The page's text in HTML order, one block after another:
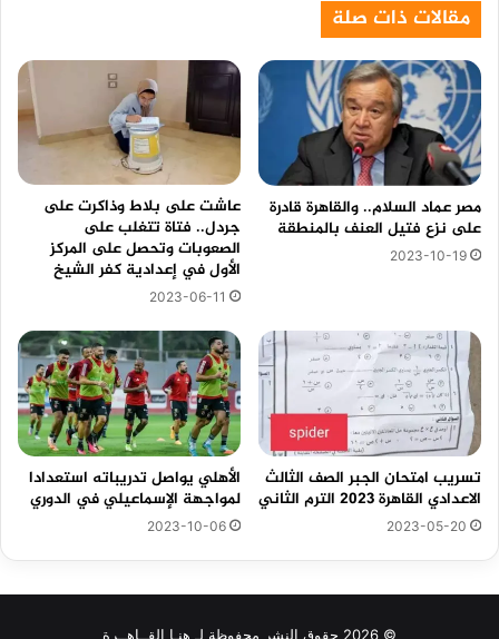
مقالات ذات صلة
مصر عماد السلام.. والقاهرة قادرة
على نزع فتيل العنف بالمنطقة
2023-10-19
عاشت على بلاط وذاكرت على
جردل.. فتاة تتغلب على
الصعوبات وتحصل على المركز
الأول في إعدادية كفر الشيخ
2023-06-11
تسريب امتحان الجبر الصف الثالث
الاعدادي القاهرة 2023 الترم الثاني
2023-05-20
الأهلي يواصل تدريباته استعدادا
لمواجهة الإسماعيلي في الدوري
2023-10-06
© 2026 حقوق النشر محفوظة لـ هنـا القــاهــرة